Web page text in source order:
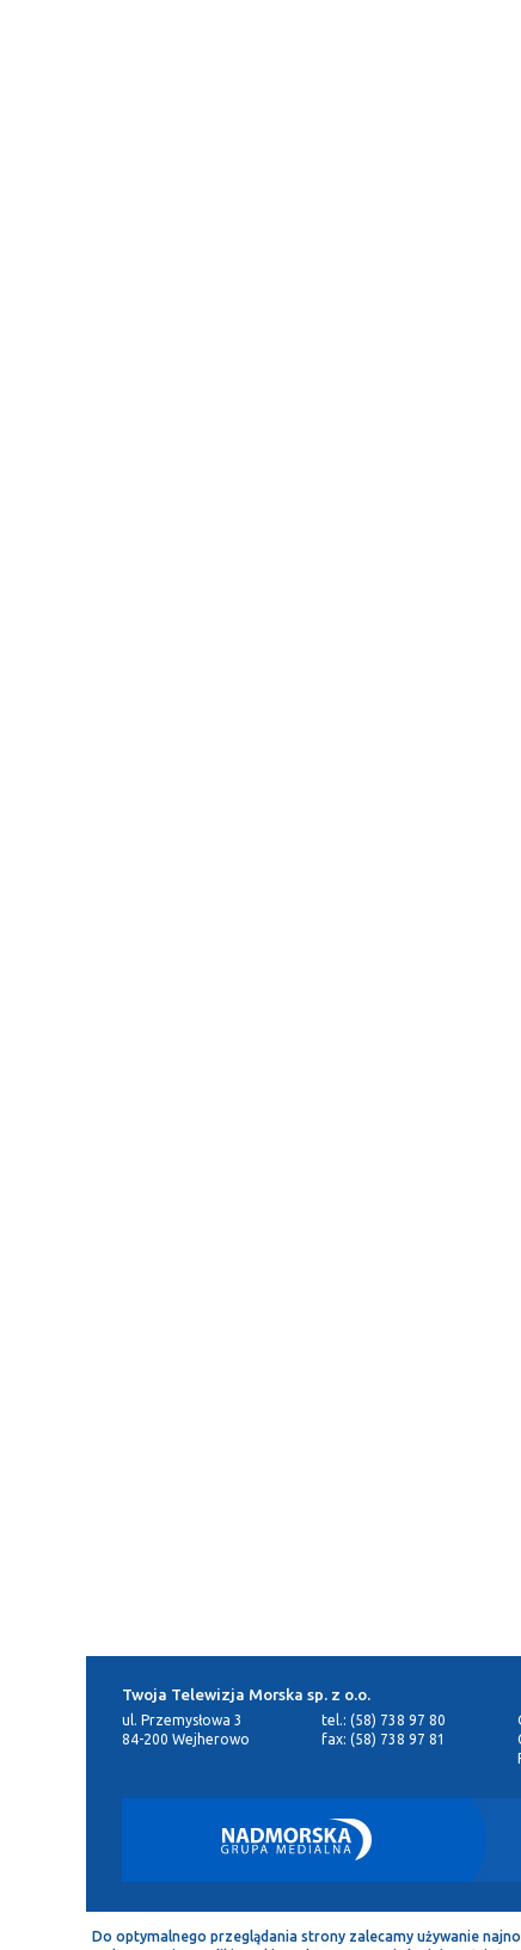
Twoja Telewizja Morska sp. z o.o.
ul. Przemysłowa 3
84-200 Wejherowo
tel.: (58) 738 97 80
fax: (58) 738 97 81
Do optymalnego przeglądania strony zalecamy używanie